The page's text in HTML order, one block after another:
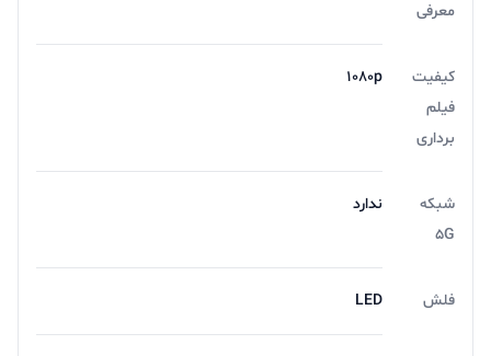
معرفی
کیفیت
فیلم
برداری
1080p
شبکه
5G
ندارد
فلش LED